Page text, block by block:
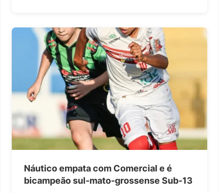
Náutico empata com Comercial e é
bicampeão sul-mato-grossense Sub-13